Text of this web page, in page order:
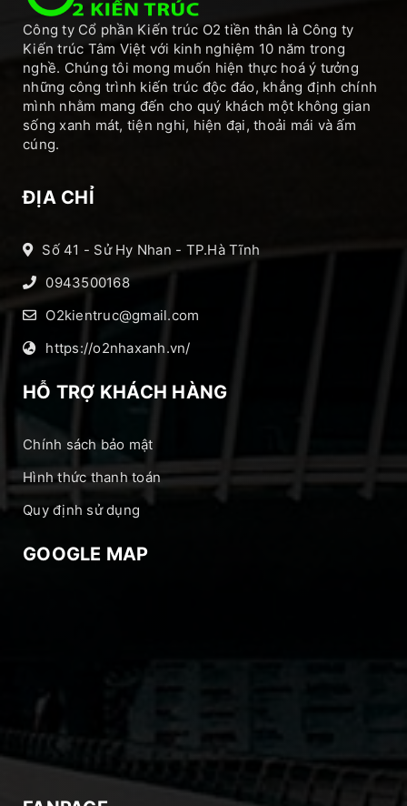
Công ty Cổ phần Kiến trúc O2 tiền thân là Công ty
Kiến trúc Tâm Việt với kinh nghiệm 10 năm trong
nghề. Chúng tôi mong muốn hiện thực hoá ý tưởng
những công trình kiến trúc độc đáo, khẳng định chính
mình nhằm mang đến cho quý khách một không gian
sống xanh mát, tiện nghi, hiện đại, thoải mái và ấm
cúng.
ĐỊA CHỈ
Số 41 - Sử Hy Nhan - TP.Hà Tĩnh
0943500168
O2kientruc@gmail.com
https://o2nhaxanh.vn/
HỖ TRỢ KHÁCH HÀNG
Chính sách bảo mật
Hình thức thanh toán
Quy định sử dụng
GOOGLE MAP